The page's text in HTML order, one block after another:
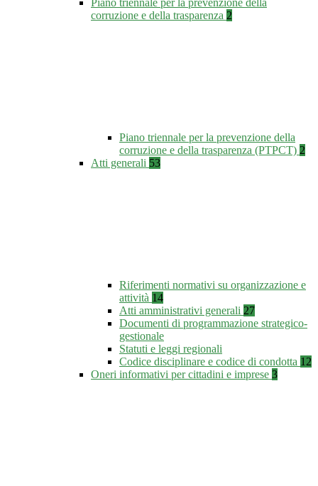
Piano triennale per la prevenzione della
corruzione e della trasparenza 2
Piano triennale per la prevenzione della
corruzione e della trasparenza (PTPCT) 2
Atti generali 53
Riferimenti normativi su organizzazione e
attività 14
Atti amministrativi generali 27
Documenti di programmazione strategico-
gestionale
Statuti e leggi regionali
Codice disciplinare e codice di condotta 12
Oneri informativi per cittadini e imprese 3